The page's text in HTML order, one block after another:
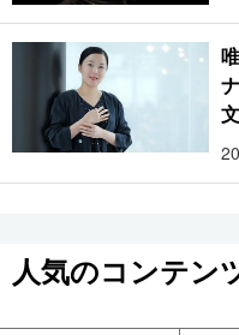
人気のコンテン